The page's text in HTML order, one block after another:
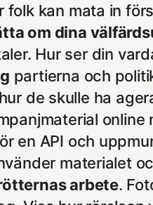
folk kan mata in
om dina
Hur ser din
partierna och
de skulle ha
en API och
materialet
arbete.